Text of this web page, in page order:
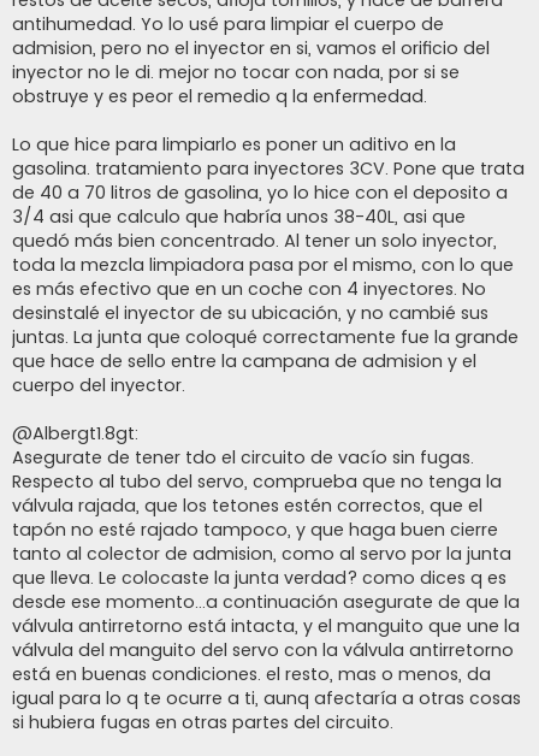
antihumedad. Yo lo usé para limpiar el cuerpo de
admision, pero no el inyector en si, vamos el orificio del
inyector no le di. mejor no tocar con nada, por si se
obstruye y es peor el remedio q la enfermedad.
Lo que hice para limpiarlo es poner un aditivo en la
gasolina. tratamiento para inyectores 3CV. Pone que trata
de 40 a 70 litros de gasolina, yo lo hice con el deposito a
3/4 asi que calculo que habría unos 38-40L, asi que
quedó más bien concentrado. Al tener un solo inyector,
toda la mezcla limpiadora pasa por el mismo, con lo que
es más efectivo que en un coche con 4 inyectores. No
desinstalé el inyector de su ubicación, y no cambié sus
juntas. La junta que coloqué correctamente fue la grande
que hace de sello entre la campana de admision y el
cuerpo del inyector.
@Albergt1.8gt:
Asegurate de tener tdo el circuito de vacío sin fugas.
Respecto al tubo del servo, comprueba que no tenga la
válvula rajada, que los tetones estén correctos, que el
tapón no esté rajado tampoco, y que haga buen cierre
tanto al colector de admision, como al servo por la junta
que lleva. Le colocaste la junta verdad? como dices q es
desde ese momento...a continuación asegurate de que la
válvula antirretorno está intacta, y el manguito que une la
válvula del manguito del servo con la válvula antirretorno
está en buenas condiciones. el resto, mas o menos, da
igual para lo q te ocurre a ti, aunq afectaría a otras cosas
si hubiera fugas en otras partes del circuito.